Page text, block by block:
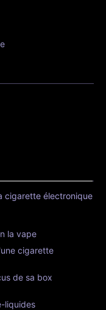
cigarette électronique
la vape
cigarette
de sa box
liquides